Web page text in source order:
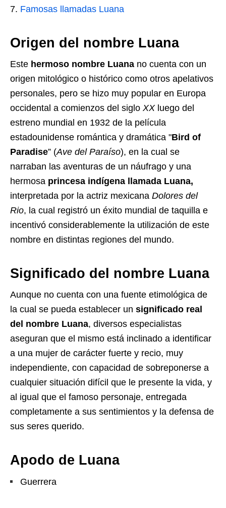
Famosas llamadas Luana
Origen del nombre Luana
Este hermoso nombre Luana no cuenta con un
origen mitológico o histórico como otros apelativos
personales, pero se hizo muy popular en Europa
occidental a comienzos del siglo XXluego del
estreno mundial en 1932 de la película
estadounidense romántica y dramática "Bird of
Paradise” (Ave del Paraíso), en la cual se
narraban las aventuras de un náufrago y una
hermosa princesa indígena llamada Luana,
interpretada por la actriz mexicana Dolores del
Rio, la cual registró un éxito mundial de taquilla e
incentivó considerablemente la utilización de este
nombre en distintas regiones del mundo.
Significado del nombre Luana
Aunque no cuenta con una fuente etimológica de
la cual se pueda establecer un significado real
del nombre Luana, diversos especialistas
aseguran que el mismo está inclinado a identificar
a una mujer de carácter fuerte y recio, muy
independiente, con capacidad de sobreponerse a
cualquier situación difícil que le presente la vida, y
al igual que el famoso personaje, entregada
completamente a sus sentimientos y la defensa de
sus seres querido.
Apodo de Luana
Guerrera